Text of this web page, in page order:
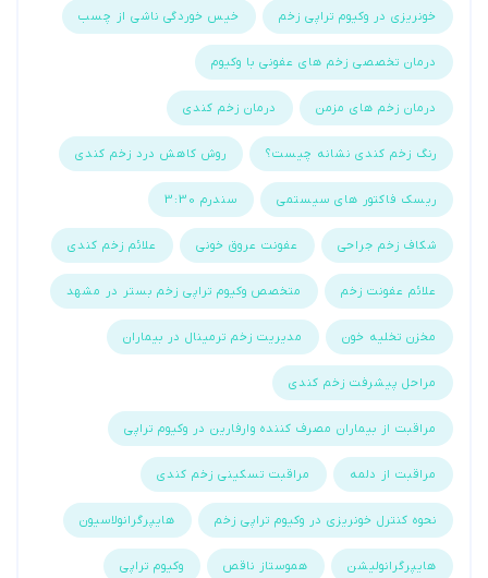
خونریزی در وکیوم تراپی زخم خیس خوردگی ناشی از چسب
درمان تخصصی زخم های عفونی با وکیوم
درمان زخم های مزمن درمان زخم کندی
رنگ زخم کندی نشانه چیست؟ روش کاهش درد زخم کندی
ریسک فاکتور های سیستمی سندرم 3:30
شکاف زخم جراحی عفونت عروق خونی علائم زخم کندی
علائم عفونت زخم متخصص وکیوم تراپی زخم بستر در مشهد
مخزن تخلیه خون مدیریت زخم ترمینال در بیماران
مراحل پیشرفت زخم کندی
مراقبت از بیماران مصرف کننده وارفارین در وکیوم تراپی
مراقبت از دلمه مراقبت تسکینی زخم کندی
نحوه کنترل خونریزی در وکیوم تراپی زخم هایپرگرانولاسیون
هایپرگرانولیشن هموستاز ناقص وکیوم تراپی